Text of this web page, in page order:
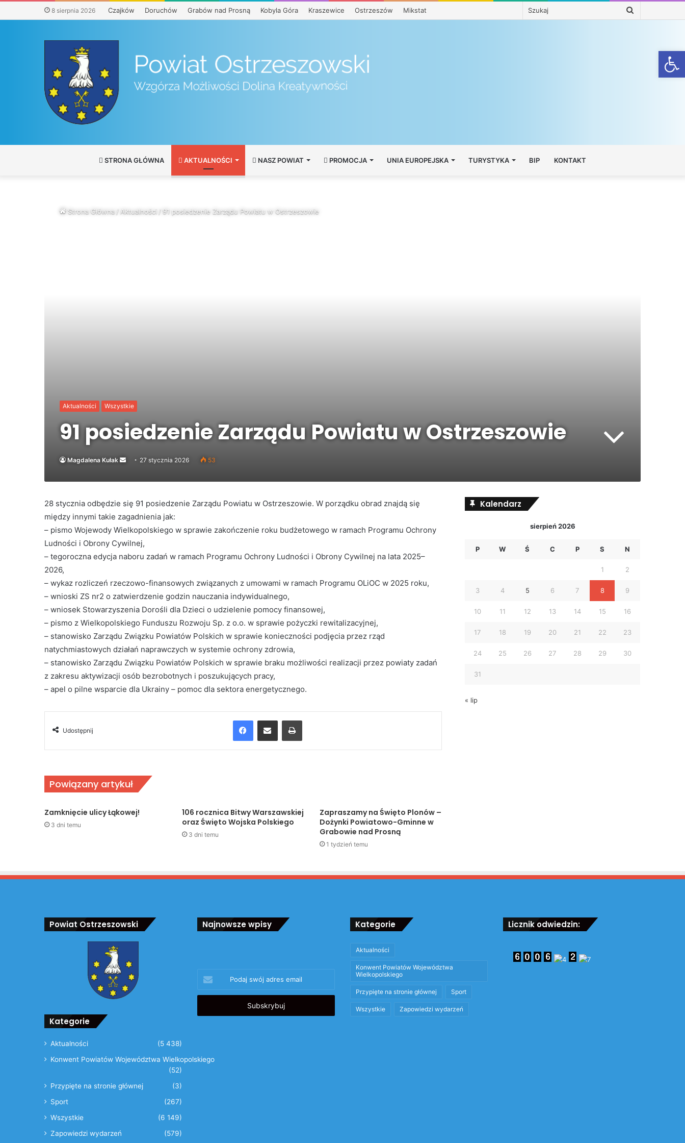
8 sierpnia 2026 Czajków Doruchów Grabów nad Prosną Kobyla Góra Kraszewice Ostrzeszów Mikstat
STRONA GŁÓWNA AKTUALNOŚCI NASZ POWIAT PROMOCJA UNIA EUROPEJSKA TURYSTYKA BIP KONTAKT
Strona Główna/ Aktualności /91 posiedzenie Zarządu Powiatu w Ostrzeszowie
Aktualności Wszystkie
91 posiedzenie Zarządu Powiatu w Ostrzeszowie
Magdalena Kułak
Send
email
27 stycznia 2026 53
28 stycznia odbędzie się 91 posiedzenie Zarządu Powiatu w Ostrzeszowie. W porządku obrad znajdą się
między innymi takie zagadnienia jak:
– pismo Wojewody Wielkopolskiego w sprawie zakończenie roku budżetowego w ramach Programu Ochrony
Ludności i Obrony Cywilnej,
– tegoroczna edycja naboru zadań w ramach Programu Ochrony Ludności i Obrony Cywilnej na lata 2025–
2026,
– wykaz rozliczeń rzeczowo-finansowych związanych z umowami w ramach Programu OLiOC w 2025 roku,
– wnioski ZS nr2 o zatwierdzenie godzin nauczania indywidualnego,
– wniosek Stowarzyszenia Dorośli dla Dzieci o udzielenie pomocy finansowej,
– pismo z Wielkopolskiego Funduszu Rozwoju Sp. z o.o. w sprawie pożyczki rewitalizacyjnej,
– stanowisko Zarządu Związku Powiatów Polskich w sprawie konieczności podjęcia przez rząd
natychmiastowych działań naprawczych w systemie ochrony zdrowia,
– stanowisko Zarządu Związku Powiatów Polskich w sprawie braku możliwości realizacji przez powiaty zadań
z zakresu aktywizacji osób bezrobotnych i poszukujących pracy,
– apel o pilne wsparcie dla Ukrainy – pomoc dla sektora energetycznego.
Udostępnij
FacebookUdostępnij przez Email Drukuj
Powiązany artykuł
Zamknięcie ulicy Łąkowej!
3 dni temu
106 rocznica Bitwy Warszawskiej
oraz Święto Wojska Polskiego
3 dni temu
Zapraszamy na Święto Plonów –
Dożynki Powiatowo-Gminne w
Grabowie nad Prosną
1 tydzień temu
Kalendarz
sierpień 2026
P W Ś C P S N
1 2
3 4 5 6 7 8 9
10 11 12 13 14 15 16
17 18 19 20 21 22 23
24 25 26 27 28 29 30
31
« lip
Powiat Ostrzeszowski
Kategorie
Aktualności
(5 438)
Konwent Powiatów Województwa Wielkopolskiego
(52)
Przypięte na stronie głównej
(3)
Sport
(267)
Wszystkie
(6 149)
Zapowiedzi wydarzeń
(579)
Najnowsze wpisy
swój
adres
Kategorie
Aktualności
Konwent Powiatów Województwa
Wielkopolskiego
Przypięte na stronie głównej Sport
Wszystkie Zapowiedzi wydarzeń
Licznik odwiedzin: